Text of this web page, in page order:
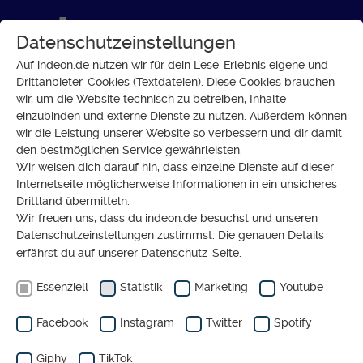
SOZIALES
Friseurin für Menschen mit
Demenz
Ergänzender redaktioneller Inhalt von
Eigentlich haben wir hier einen tollen Inhalt von
Datenschutzeinstellungen
Auf indeon.de nutzen wir für dein Lese-Erlebnis eigene und
Drittanbieter-Cookies (Textdateien). Diese Cookies brauchen
wir, um die Website technisch zu betreiben, Inhalte
einzubinden und externe Dienste zu nutzen. Außerdem können
wir die Leistung unserer Website so verbessern und dir damit
den bestmöglichen Service gewährleisten.
Wir weisen dich darauf hin, dass einzelne Dienste auf dieser
Internetseite möglicherweise Informationen in ein unsicheres
Drittland übermitteln.
Wir freuen uns, dass du indeon.de besuchst und unseren
Datenschutzeinstellungen zustimmst. Die genauen Details
erfährst du auf unserer Datenschutz-Seite
Essenziell Statistik Marketing Youtube
Facebook Instagram Twitter Spotify
Giphy TikTok